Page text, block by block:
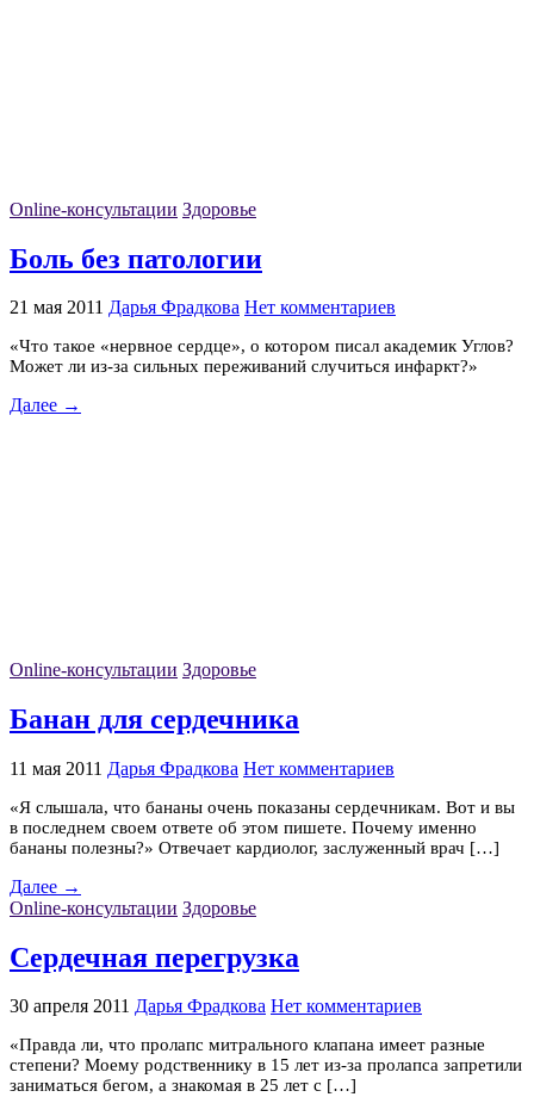
Online-консультации Здоровье
Боль без патологии
21 мая 2011 Дарья Фрадкова Нет комментариев
«Что такое «нервное сердце», о котором писал академик Углов?
Может ли из-за сильных переживаний случиться инфаркт?»
Далее →
Online-консультации Здоровье
Банан для сердечника
11 мая 2011 Дарья Фрадкова Нет комментариев
«Я слышала, что бананы очень показаны сердечникам. Вот и вы
в последнем своем ответе об этом пишете. Почему именно
бананы полезны?» Отвечает кардиолог, заслуженный врач […]
Далее →
Online-консультации Здоровье
Сердечная перегрузка
30 апреля 2011 Дарья Фрадкова Нет комментариев
«Правда ли, что пролапс митрального клапана имеет разные
степени? Моему родственнику в 15 лет из-за пролапса запретили
заниматься бегом, а знакомая в 25 лет с […]